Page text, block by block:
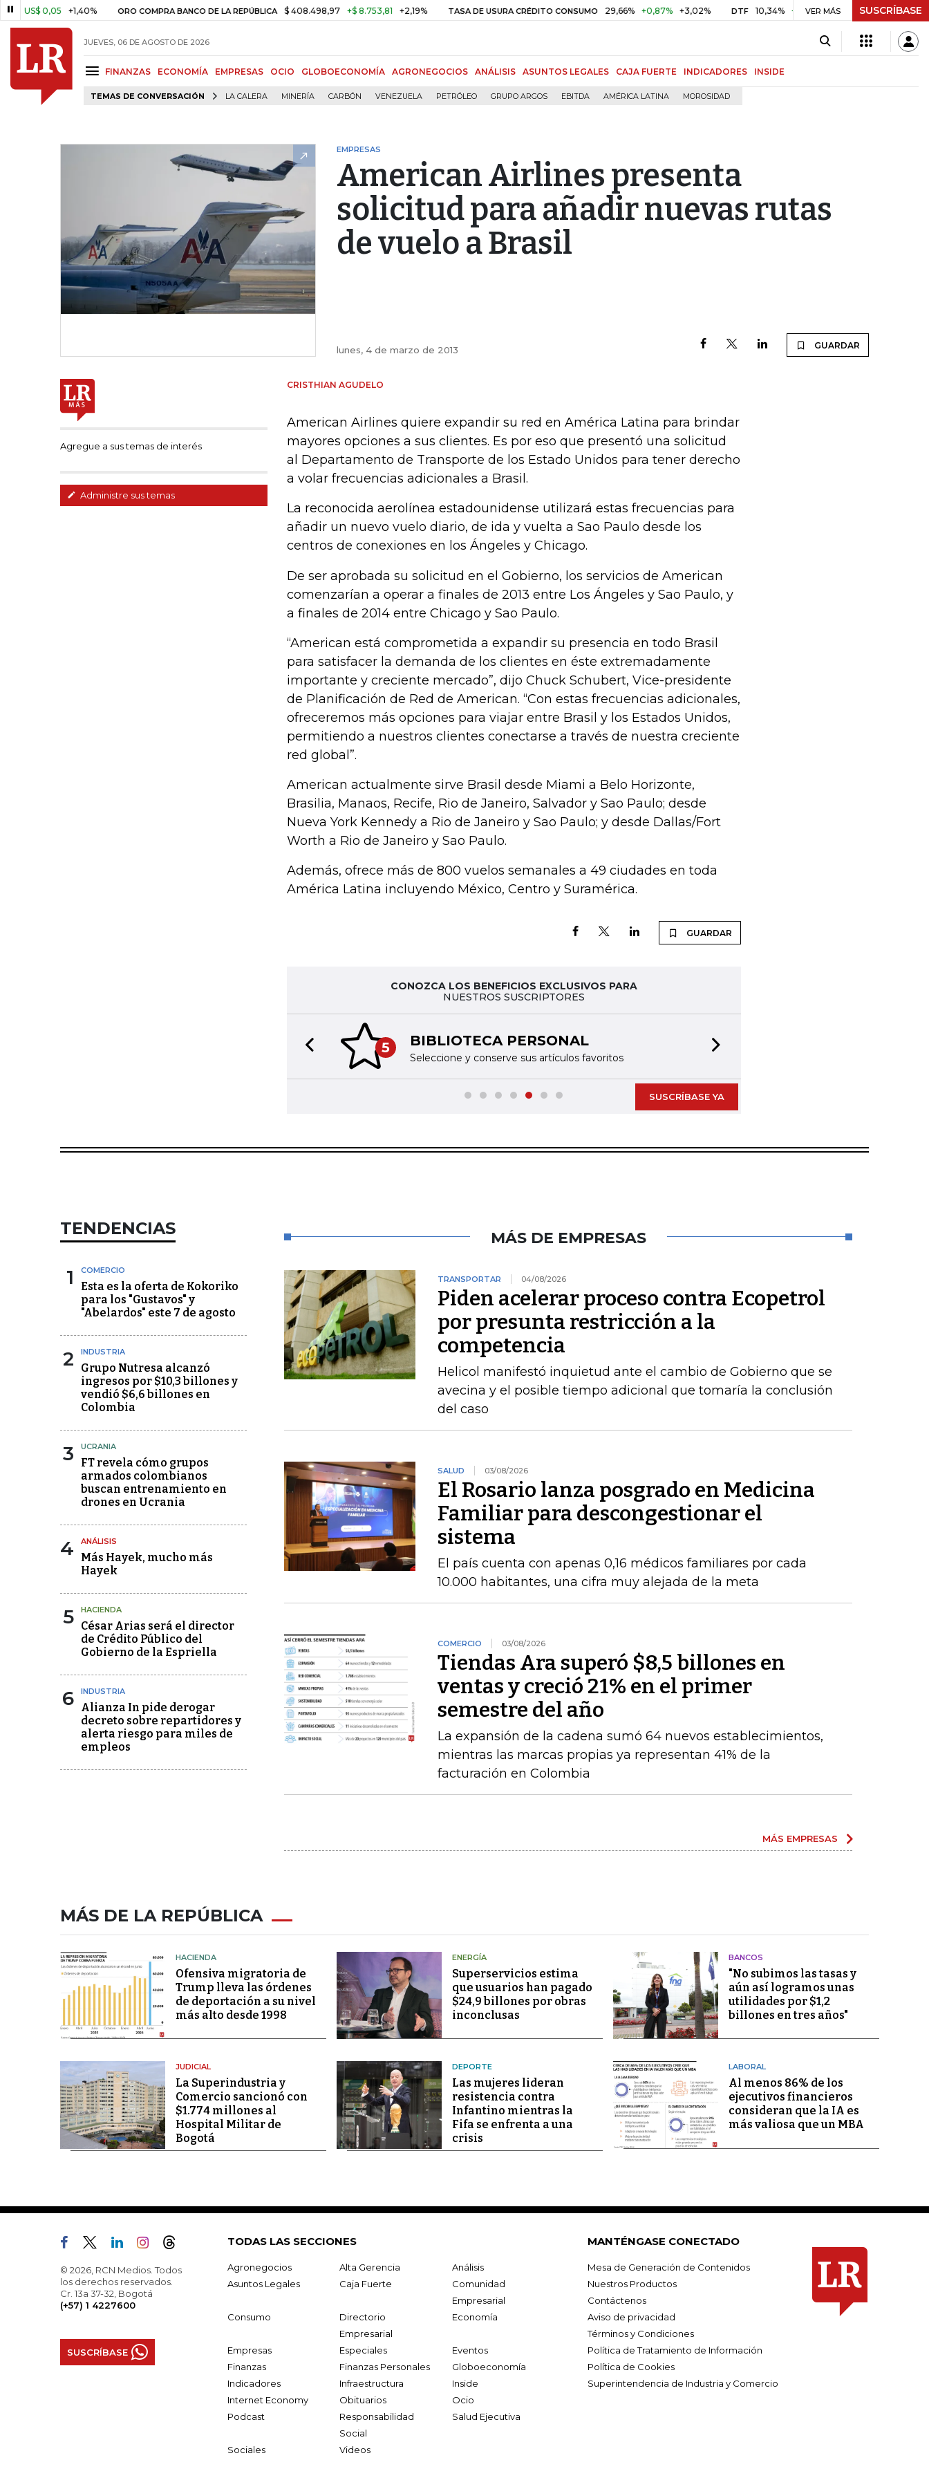
0,05 +1,40% ORO COMPRA BANCO DE LA REPÚBLICA $ 408.498,97 +$ 8.753,81 +2,19% TASA DE USURA CRÉDITO CONSUMO 29,66% +0,87% +3,02% DTF 10,34% +0,10% +0,98% UVR $ 416,86 +$
VER MÁS SUSCRÍBASE
JUEVES, 06 DE AGOSTO DE 2026
FINANZAS ECONOMÍA EMPRESAS OCIO GLOBOECONOMÍA AGRONEGOCIOS ANÁLISIS ASUNTOS LEGALES CAJA FUERTE INDICADORES INSIDE
TEMAS DE CONVERSACIÓN LA CALERA MINERÍA CARBÓN VENEZUELA PETRÓLEO GRUPO ARGOS EBITDA AMÉRICA LATINA MOROSIDAD
EMPRESAS
American Airlines presenta
solicitud para añadir nuevas rutas
de vuelo a Brasil
lunes, 4 de marzo de 2013 GUARDAR
Agregue a sus temas de interés
Administre sus temas
CRISTHIAN AGUDELO
American Airlines quiere expandir su red en América Latina para brindar
mayores opciones a sus clientes. Es por eso que presentó una solicitud
al Departamento de Transporte de los Estado Unidos para tener derecho
a volar frecuencias adicionales a Brasil.
La reconocida aerolínea estadounidense utilizará estas frecuencias para
añadir un nuevo vuelo diario, de ida y vuelta a Sao Paulo desde los
centros de conexiones en los Ángeles y Chicago.
De ser aprobada su solicitud en el Gobierno, los servicios de American
comenzarían a operar a finales de 2013 entre Los Ángeles y Sao Paulo, y
a finales de 2014 entre Chicago y Sao Paulo.
“American está comprometida a expandir su presencia en todo Brasil
para satisfacer la demanda de los clientes en éste extremadamente
importante y creciente mercado”, dijo Chuck Schubert, Vice-presidente
de Planificación de Red de American. “Con estas frecuencias adicionales,
ofreceremos más opciones para viajar entre Brasil y los Estados Unidos,
permitiendo a nuestros clientes conectarse a través de nuestra creciente
red global”.
American actualmente sirve Brasil desde Miami a Belo Horizonte,
Brasilia, Manaos, Recife, Rio de Janeiro, Salvador y Sao Paulo; desde
Nueva York Kennedy a Rio de Janeiro y Sao Paulo; y desde Dallas/Fort
Worth a Rio de Janeiro y Sao Paulo.
Además, ofrece más de 800 vuelos semanales a 49 ciudades en toda
América Latina incluyendo México, Centro y Suramérica.
GUARDAR
CONOZCA LOS BENEFICIOS EXCLUSIVOS PARA
NUESTROS SUSCRIPTORES
5 BIBLIOTECA PERSONAL
Seleccione y conserve sus artículos favoritos
Previous slide
SUSCRÍBASE YA
TENDENCIAS
1 COMERCIO
Esta es la oferta de Kokoriko
para los "Gustavos" y
"Abelardos" este 7 de agosto
2 INDUSTRIA
Grupo Nutresa alcanzó
ingresos por $10,3 billones y
vendió $6,6 billones en
Colombia
3 UCRANIA
FT revela cómo grupos
armados colombianos
buscan entrenamiento en
drones en Ucrania
4 ANÁLISIS
Más Hayek, mucho más
Hayek
5 HACIENDA
César Arias será el director
de Crédito Público del
Gobierno de la Espriella
6 INDUSTRIA
Alianza In pide derogar
decreto sobre repartidores y
alerta riesgo para miles de
empleos
MÁS DE EMPRESAS
TRANSPORTAR 04/08/2026
Piden acelerar proceso contra Ecopetrol
por presunta restricción a la
competencia
Helicol manifestó inquietud ante el cambio de Gobierno que se
avecina y el posible tiempo adicional que tomaría la conclusión
del caso
SALUD 03/08/2026
El Rosario lanza posgrado en Medicina
Familiar para descongestionar el
sistema
El país cuenta con apenas 0,16 médicos familiares por cada
10.000 habitantes, una cifra muy alejada de la meta
COMERCIO 03/08/2026
Tiendas Ara superó $8,5 billones en
ventas y creció 21% en el primer
semestre del año
La expansión de la cadena sumó 64 nuevos establecimientos,
mientras las marcas propias ya representan 41% de la
facturación en Colombia
MÁS EMPRESAS
MÁS DE LA REPÚBLICA
HACIENDA
Ofensiva migratoria de
Trump lleva las órdenes
de deportación a su nivel
más alto desde 1998
ENERGÍA
Superservicios estima
que usuarios han pagado
$24,9 billones por obras
inconclusas
BANCOS
"No subimos las tasas y
aún así logramos unas
utilidades por $1,2
billones en tres años"
JUDICIAL
La Superindustria y
Comercio sancionó con
$1.774 millones al
Hospital Militar de
Bogotá
DEPORTE
Las mujeres lideran
resistencia contra
Infantino mientras la
Fifa se enfrenta a una
crisis
LABORAL
Al menos 86% de los
ejecutivos financieros
consideran que la IA es
más valiosa que un MBA
© 2026, RCN Medios. Todos
los derechos reservados.
Cr. 13a 37-32, Bogotá
(+57) 1 4227600
SUSCRÍBASE
TODAS LAS SECCIONES
Agronegocios Alta Gerencia
Análisis
Asuntos Legales
Caja Fuerte
Comunidad
Empresarial
Consumo
Directorio
Empresarial
Economía
Empresas Especiales
Eventos
Finanzas
Finanzas Personales
Globoeconomía
Indicadores
Infraestructura
Inside
Internet Economy
Obituarios
Ocio
Podcast
Responsabilidad
Social
Salud Ejecutiva
Sociales Videos
MANTÉNGASE CONECTADO
Mesa de Generación de Contenidos
Nuestros Productos
Contáctenos
Aviso de privacidad
Términos y Condiciones
Política de Tratamiento de Información
Política de Cookies
Superintendencia de Industria y Comercio